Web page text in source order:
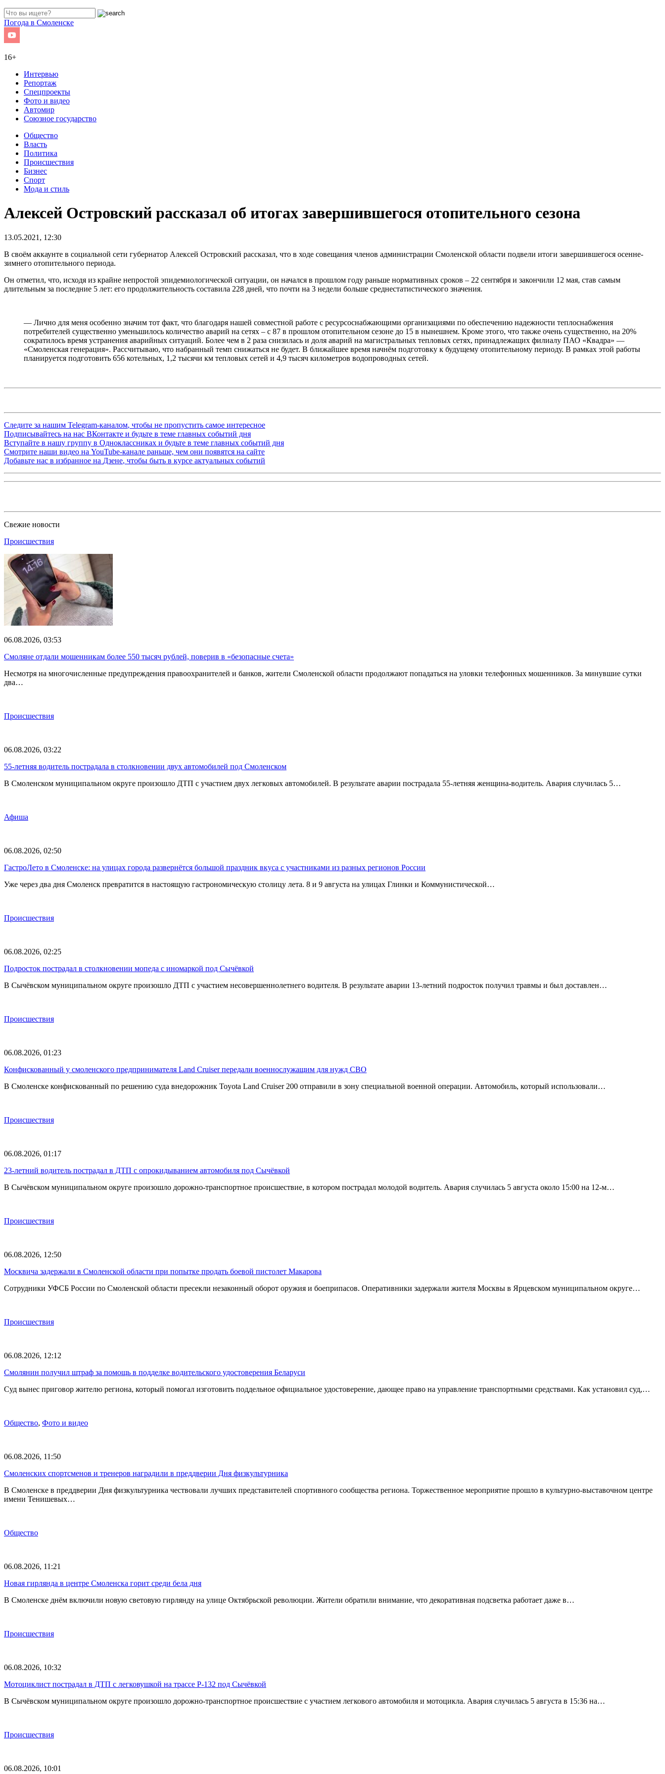
Погода в Смоленске
16+
Интервью
Репортаж
Спецпроекты
Фото и видео
Автомир
Союзное государство
Общество
Власть
Политика
Происшествия
Бизнес
Спорт
Мода и стиль
Алексей Островский рассказал об итогах завершившегося отопительного сезона
13.05.2021, 12:30
В своём аккаунте в социальной сети губернатор Алексей Островский рассказал, что в ходе совещания членов администрации Смоленской области подвели итоги завершившегося осенне-
зимнего отопительного периода.
Он отметил, что, исходя из крайне непростой эпидемиологической ситуации, он начался в прошлом году раньше нормативных сроков – 22 сентября и закончили 12 мая, став самым
длительным за последние 5 лет: его продолжительность составила 228 дней, что почти на 3 недели больше среднестатистического значения.
— Лично для меня особенно значим тот факт, что благодаря нашей совместной работе с ресурсоснабжающими организациями по обеспечению надежности теплоснабжения
потребителей существенно уменьшилось количество аварий на сетях – с 87 в прошлом отопительном сезоне до 15 в нынешнем. Кроме этого, что также очень существенно, на 20%
сократилось время устранения аварийных ситуаций. Более чем в 2 раза снизилась и доля аварий на магистральных тепловых сетях, принадлежащих филиалу ПАО «Квадра» —
«Смоленская генерация». Рассчитываю, что набранный темп снижаться не будет. В ближайшее время начнём подготовку к будущему отопительному периоду. В рамках этой работы
планируется подготовить 656 котельных, 1,2 тысячи км тепловых сетей и 4,9 тысяч километров водопроводных сетей.
Следите за нашим Telegram-каналом, чтобы не пропустить самое интересное
Подписывайтесь на нас ВКонтакте и будьте в теме главных событий дня
Вступайте в нашу группу в Одноклассниках и будьте в теме главных событий дня
Смотрите наши видео на YouTube-канале раньше, чем они появятся на сайте
Добавьте нас в избранное на Дзене, чтобы быть в курсе актуальных событий
Свежие новости
Происшествия
06.08.2026, 03:53
Смоляне отдали мошенникам более 550 тысяч рублей, поверив в «безопасные счета»
Несмотря на многочисленные предупреждения правоохранителей и банков, жители Смоленской области продолжают попадаться на уловки телефонных мошенников. За минувшие сутки
два…
Происшествия
06.08.2026, 03:22
55-летняя водитель пострадала в столкновении двух автомобилей под Смоленском
В Смоленском муниципальном округе произошло ДТП с участием двух легковых автомобилей. В результате аварии пострадала 55-летняя женщина-водитель. Авария случилась 5…
Афиша
06.08.2026, 02:50
ГастроЛето в Смоленске: на улицах города развернётся большой праздник вкуса с участниками из разных регионов России
Уже через два дня Смоленск превратится в настоящую гастрономическую столицу лета. 8 и 9 августа на улицах Глинки и Коммунистической…
Происшествия
06.08.2026, 02:25
Подросток пострадал в столкновении мопеда с иномаркой под Сычёвкой
В Сычёвском муниципальном округе произошло ДТП с участием несовершеннолетнего водителя. В результате аварии 13-летний подросток получил травмы и был доставлен…
Происшествия
06.08.2026, 01:23
Конфискованный у смоленского предпринимателя Land Cruiser передали военнослужащим для нужд СВО
В Смоленске конфискованный по решению суда внедорожник Toyota Land Cruiser 200 отправили в зону специальной военной операции. Автомобиль, который использовали…
Происшествия
06.08.2026, 01:17
23-летний водитель пострадал в ДТП с опрокидыванием автомобиля под Сычёвкой
В Сычёвском муниципальном округе произошло дорожно-транспортное происшествие, в котором пострадал молодой водитель. Авария случилась 5 августа около 15:00 на 12-м…
Происшествия
06.08.2026, 12:50
Москвича задержали в Смоленской области при попытке продать боевой пистолет Макарова
Сотрудники УФСБ России по Смоленской области пресекли незаконный оборот оружия и боеприпасов. Оперативники задержали жителя Москвы в Ярцевском муниципальном округе…
Происшествия
06.08.2026, 12:12
Смолянин получил штраф за помощь в подделке водительского удостоверения Беларуси
Суд вынес приговор жителю региона, который помогал изготовить поддельное официальное удостоверение, дающее право на управление транспортными средствами. Как установил суд,…
Общество, Фото и видео
06.08.2026, 11:50
Смоленских спортсменов и тренеров наградили в преддверии Дня физкультурника
В Смоленске в преддверии Дня физкультурника чествовали лучших представителей спортивного сообщества региона. Торжественное мероприятие прошло в культурно-выставочном центре
имени Тенишевых…
Общество
06.08.2026, 11:21
Новая гирлянда в центре Смоленска горит среди бела дня
В Смоленске днём включили новую световую гирлянду на улице Октябрьской революции. Жители обратили внимание, что декоративная подсветка работает даже в…
Происшествия
06.08.2026, 10:32
Мотоциклист пострадал в ДТП с легковушкой на трассе Р-132 под Сычёвкой
В Сычёвском муниципальном округе произошло дорожно-транспортное происшествие с участием легкового автомобиля и мотоцикла. Авария случилась 5 августа в 15:36 на…
Происшествия
06.08.2026, 10:01